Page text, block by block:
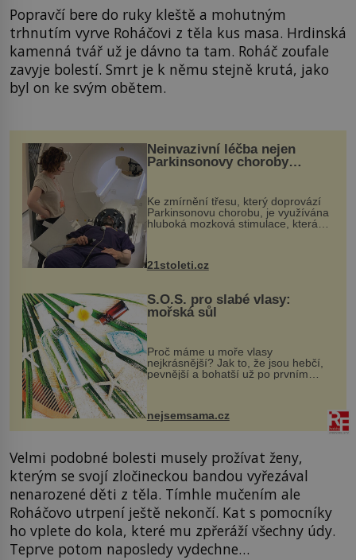
Popravčí bere do ruky kleště a mohutným
trhnutím vyrve Roháčovi z těla kus masa. Hrdinská
kamenná tvář už je dávno ta tam. Roháč zoufale
zavyje bolestí. Smrt je k němu stejně krutá, jako
byl on ke svým obětem.
Neinvazivní léčba nejen
Parkinsonovy choroby
Ke zmírnění třesu, který doprovází
Parkinsonovu chorobu, je využívána
hluboká mozková stimulace, která
však vyžaduje vysoce invazivní
k dostatečně přesnému zacílení ...
21stoleti.cz
S.O.S. pro slabé vlasy:
mořská sůl
Proč máme u moře vlasy
nejkrásnější? Jak to, že jsou hebčí,
pevnější a bohatší už po prvním
vlasy. ...
nejsemsama.cz
Velmi podobné bolesti musely prožívat ženy,
kterým se svojí zločineckou bandou vyřezával
nenarozené děti z těla. Tímhle mučením ale
Roháčovo utrpení ještě nekončí. Kat s pomocníky
ho vplete do kola, které mu zpřeráží všechny údy.
Teprve potom naposledy vydechne…